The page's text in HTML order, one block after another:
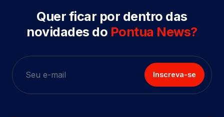
Quer ficar por dentro das
novidades do Pontua News?
Inscreva-se